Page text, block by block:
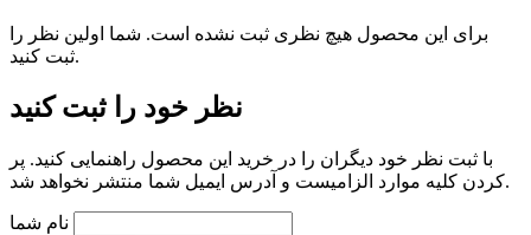
برای این محصول هیچ نظری ثبت نشده است. شما اولین نظر را
ثبت کنید.
نظر خود را ثبت کنید
با ثبت نظر خود دیگران را در خرید این محصول راهنمایی کنید. پر
کردن کلیه موارد الزامیست و آدرس ایمیل شما منتشر نخواهد شد.
نام شما